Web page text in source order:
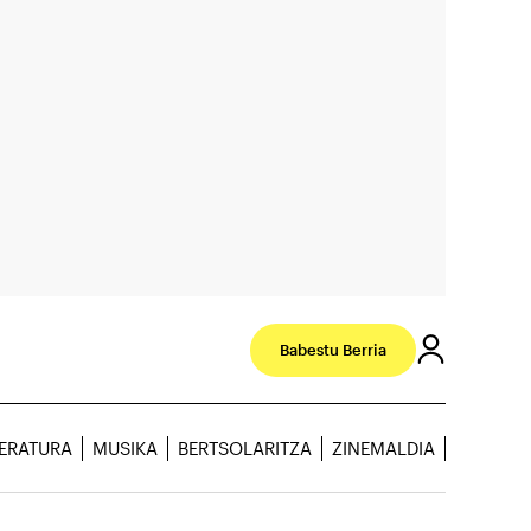
Babestu Berria
MUSIKA BERTSOLARITZA ZINEMALDIA